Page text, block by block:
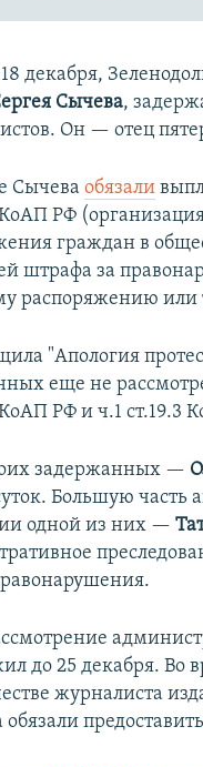
декабря,
Сычева,
Он — отец
Сычеваобязали
РФ
граждан в
штрафа за
распоряжению или
"Апология
еще не
РФ и ч.1 ст.19.3
задержанных —
Большую часть
одной из них —
до 25 декабря. Во
журналиста
обязали